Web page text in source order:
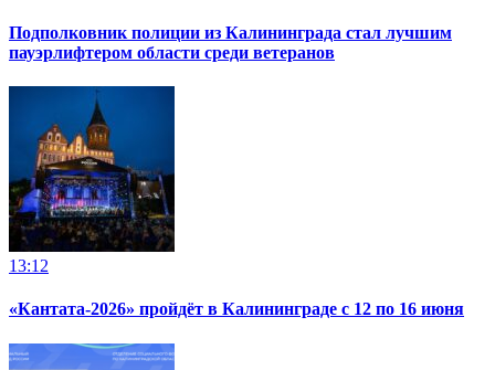
Подполковник полиции из Калининграда стал лучшим
пауэрлифтером области среди ветеранов
13:12
«Кантата-2026» пройдёт в Калининграде с 12 по 16 июня